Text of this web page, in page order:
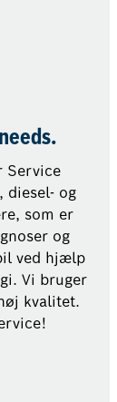
Service
diesel- og
som er
og
ved hjælp
Vi bruger
kvalitet.